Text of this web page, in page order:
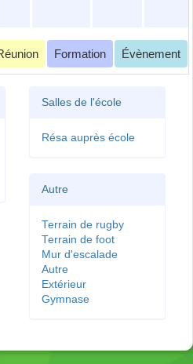
Formation Évènement
Salles de l'école
Résa auprès école
Autre
Terrain de rugby
Terrain de foot
Mur d'escalade
Autre
Extérieur
Gymnase